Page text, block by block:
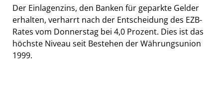
Der Einlagenzins, den Banken für geparkte Gelder
erhalten, verharrt nach der Entscheidung des EZB-
Rates vom Donnerstag bei 4,0 Prozent. Dies ist das
höchste Niveau seit Bestehen der Währungsunion
1999.